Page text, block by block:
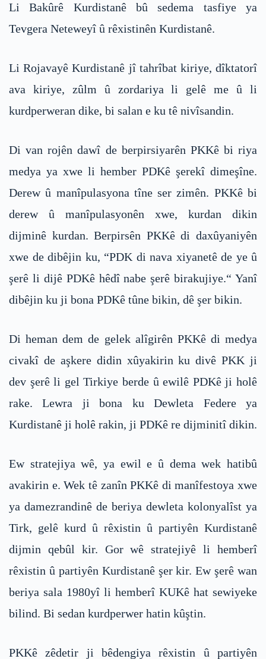
Li Bakûrê Kurdistanê bû sedema tasfiye ya
Tevgera Neteweyî û rêxistinên Kurdistanê.
Li Rojavayê Kurdistanê jî tahrîbat kiriye, dîktatorî
ava kiriye, zûlm û zordariya li gelê me û li
kurdperweran dike, bi salan e ku tê nivîsandin.
Di van rojên dawî de berpirsiyarên PKKê bi riya
medya ya xwe li hember PDKê şerekî dimeşîne.
Derew û manîpulasyona tîne ser zimên. PKKê bi
derew û manîpulasyonên xwe, kurdan dikin
dijminê kurdan. Berpirsên PKKê di daxûyaniyên
xwe de dibêjin ku, “PDK di nava xiyanetê de ye û
şerê li dijê PDKê hêdî nabe şerê birakujiye.“ Yanî
dibêjin ku ji bona PDKê tûne bikin, dê şer bikin.
Di heman dem de gelek alîgirên PKKê di medya
civakî de aşkere didin xûyakirin ku divê PKK ji
dev şerê li gel Tirkiye berde û ewilê PDKê ji holê
rake. Lewra ji bona ku Dewleta Federe ya
Kurdistanê ji holê rakin, ji PDKê re dijminitî dikin.
Ew stratejiya wê, ya ewil e û dema wek hatibû
avakirin e. Wek tê zanîn PKKê di manîfestoya xwe
ya damezrandinê de beriya dewleta kolonyalîst ya
Tirk, gelê kurd û rêxistin û partiyên Kurdistanê
dijmin qebûl kir. Gor wê stratejiyê li hemberî
rêxistin û partiyên Kurdistanê şer kir. Ew şerê wan
beriya sala 1980yî li hemberî KUKê hat sewiyeke
bilind. Bi sedan kurdperwer hatin kûştin.
PKKê zêdetir ji bêdengiya rêxistin û partiyên